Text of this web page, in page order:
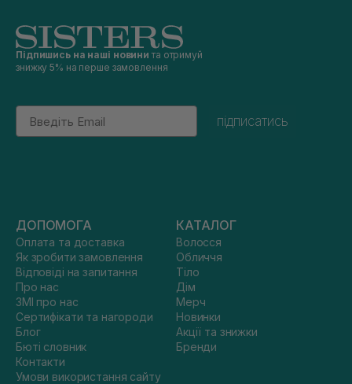
Підпишись на наші новини та отримуй
знижку 5% на перше замовлення
Email
підписатись
ДОПОМОГА
Оплата та доставка
Як зробити замовлення
Відповіді на запитання
Про нас
ЗМІ про нас
Сертифікати та нагороди
Блог
Бюті словник
Контакти
Умови використання сайту
КАТАЛОГ
Волосся
Обличчя
Тіло
Дім
Мерч
Новинки
Акції та знижки
Бренди